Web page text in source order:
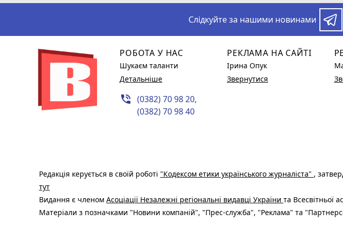
Слідкуйте за нашими новинами
РОБОТА У НАС
Шукаєм таланти
Детальніше
phone_in_talk (0382) 70 98 20,
(0382) 70 98 40
РЕКЛАМА НА САЙТІ
Ірина Опук
Звернутися
Редакція керується в своїй роботі "Кодексом етики українського журналіста" ,
тут
Видання є членом Асоціації Незалежні регіональні видавці України та Всесвітньої
Матеріали з позначками "Новини компаній", "Прес-служба", "Реклама" та